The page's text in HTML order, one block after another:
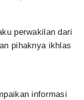
perwakilan dari
pihaknya ikhlas
informasi